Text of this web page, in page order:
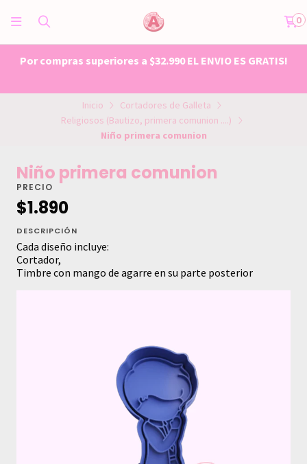
0
Por compras superiores a $32.990 EL ENVIO ES GRATIS!
Inicio
Cortadores de Galleta
Religiosos (Bautizo, primera comunion ....)
Niño primera comunion
Niño primera comunion
PRECIO
$1.890
DESCRIPCIÓN
Cada diseño incluye:
Cortador,
Timbre con mango de agarre en su parte posterior